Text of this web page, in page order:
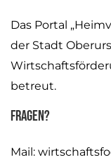
Das Portal
der Stadt
betreut.
Fragen?
Mail: